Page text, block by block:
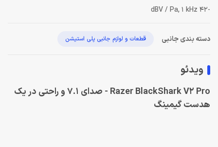
-42 dBV / Pa, 1 kHz
دسته بندی جانبی قطعات و لوازم جانبی پلی استیشن
ویدئو
Razer BlackShark V2 Pro - صدای 7.1 و راحتی در یک
هدست گیمینگ